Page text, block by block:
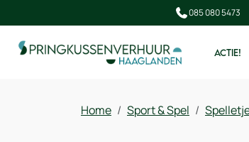
085 080 5473
ACTIE!
Home Sport & Spel